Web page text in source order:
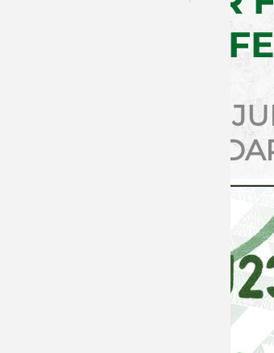
JUNGWÖLFE
DER
25/26 UND